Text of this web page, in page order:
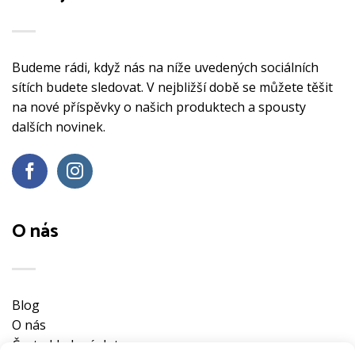
Budeme rádi, když nás na níže uvedených sociálních
sítích budete sledovat. V nejbližší době se můžete těšit
na nové příspěvky o našich produktech a spousty
dalších novinek.
O nás
Blog
O nás
Často kladené dotazy